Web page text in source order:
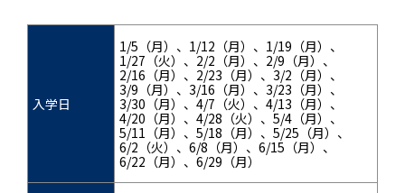
入学日
1/5（月）、1/12（月）、1/19（月）、
1/27（火）、2/2（月）、2/9（月）、
2/16（月）、2/23（月）、3/2（月）、
3/9（月）、3/16（月）、3/23（月）、
3/30（月）、4/7（火）、4/13（月）、
4/20（月）、4/28（火）、5/4（月）、
5/11（月）、5/18（月）、5/25（月）、
6/2（火）、6/8（月）、6/15（月）、
6/22（月）、6/29（月）